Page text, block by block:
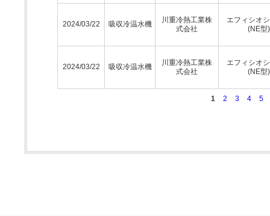
2024/03/22 吸収冷温水機
川重冷熱工業株
式会社
エフィシオ
(NE型)
2024/03/22 吸収冷温水機
川重冷熱工業株
式会社
エフィシオ
(NE型)
1 2 3 4 5